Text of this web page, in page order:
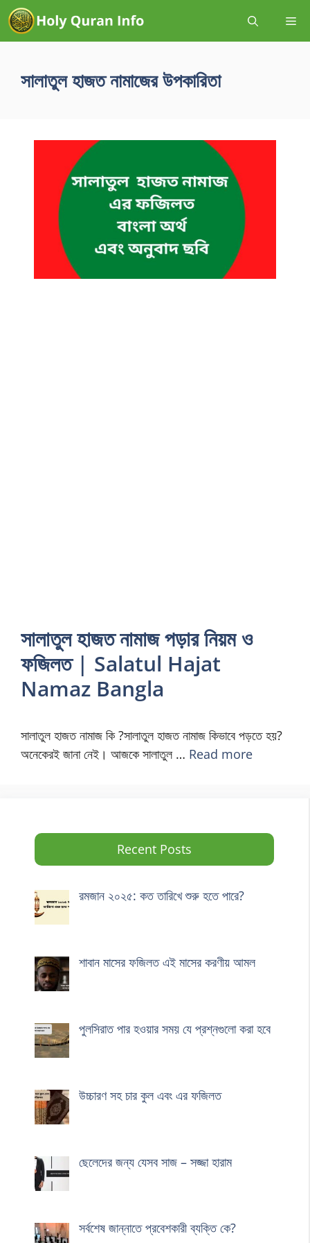
সালাতুল হাজত নামাজের উপকারিতা
সালাতুল হাজত নামাজ পড়ার নিয়ম ও
ফজিলত | Salatul Hajat
Namaz Bangla
সালাতুল হাজত নামাজ কি ?সালাতুল হাজত নামাজ কিভাবে পড়তে হয়?
অনেকেরই জানা নেই। আজকে সালাতুল … Read more
Recent Posts
রমজান ২০২৫: কত তারিখে শুরু হতে পারে?
শাবান মাসের ফজিলত এই মাসের করণীয় আমল
পুলসিরাত পার হওয়ার সময় যে প্রশ্নগুলো করা হবে
উচ্চারণ সহ চার কুল এবং এর ফজিলত
ছেলেদের জন্য যেসব সাজ – সজ্জা হারাম
সর্বশেষ জান্নাতে প্রবেশকারী ব্যক্তি কে?